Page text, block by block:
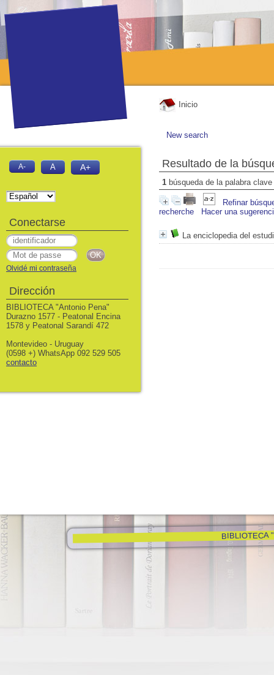
Inicio
New search
Resultado de la
1 búsqueda de la palabra clave
Refinar
recherche
Hacer una
La enciclopedia del
BIBLIOTECA
A- A A+
Conectarse
Olvidé mi contraseña
Dirección
BIBLIOTECA "Antonio Pena"
Durazno 1577 - Peatonal Encina
1578 y Peatonal Sarandí 472
Montevideo - Uruguay
(0598 +) WhatsApp 092 529 505
contacto